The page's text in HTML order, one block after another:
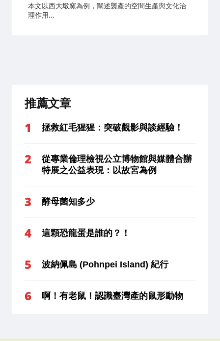
本文以西大墩窯為例，闡述襲產的空間生產與文化治
理作用...
推薦文章
拯救紅毛猩猩：突破觀影與談經驗！
從專業倫理檢視公立博物館與媒體合辦
特展之公益表現：以故宮為例
酵母菌知多少
這顆恐龍蛋是誰的？！
波納佩島 (Pohnpei Island) 紀行
啊！有老鼠！認識臺灣產的鼠形動物